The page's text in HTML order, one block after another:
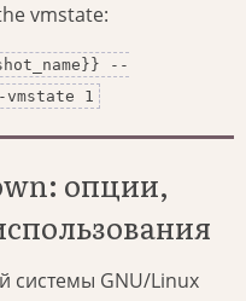
vmstate:
--
1
опции,
системы GNU/Linux